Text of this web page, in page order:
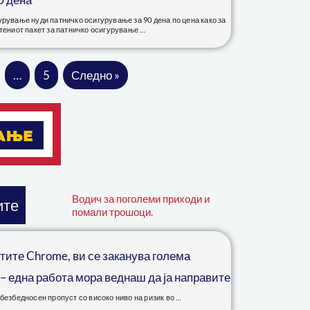
нуди патничко осигурување за 90 дена по цена како за
пакет за патничко осигурување …
… 5 Следно »
Водич за поголеми приходи и
помали трошоци.
Chrome, ви се заканува голема
една работа мора веднаш да ја направите
пропуст со високо ниво на ризик во …